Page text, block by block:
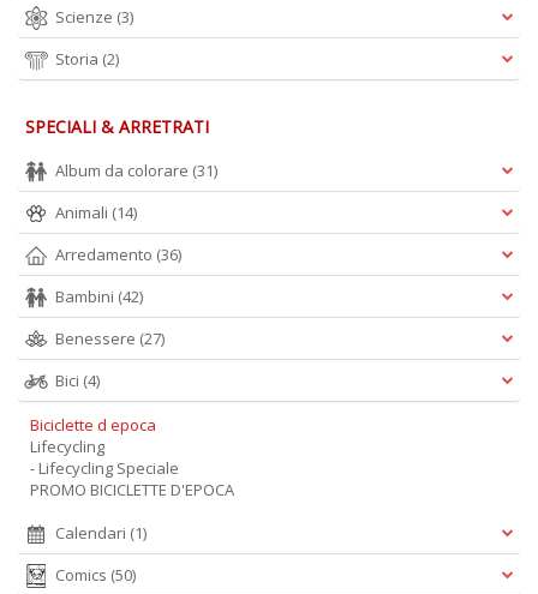
Scienze (3)
Storia (2)
SPECIALI & ARRETRATI
Album da colorare (31)
Animali (14)
Arredamento (36)
Bambini (42)
Benessere (27)
Bici (4)
Biciclette d epoca
Lifecycling
- Lifecycling Speciale
PROMO BICICLETTE D'EPOCA
Calendari (1)
Comics (50)